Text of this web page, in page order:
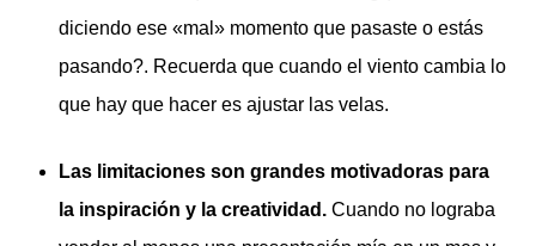
diciendo ese «mal» momento que pasaste o estás
pasando?. Recuerda que cuando el viento cambia lo
que hay que hacer es ajustar las velas.
Las limitaciones son grandes motivadoras para
la inspiración y la creatividad. Cuando no lograba